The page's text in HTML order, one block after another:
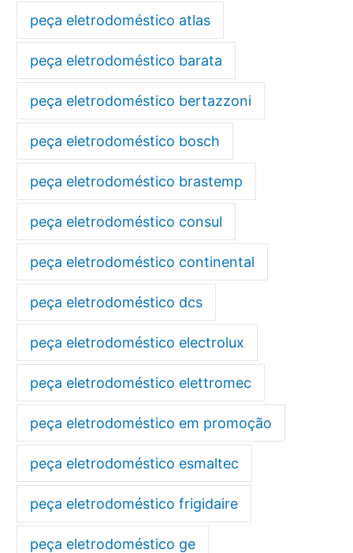
peça eletrodoméstico atlas
peça eletrodoméstico barata
peça eletrodoméstico bertazzoni
peça eletrodoméstico bosch
peça eletrodoméstico brastemp
peça eletrodoméstico consul
peça eletrodoméstico continental
peça eletrodoméstico dcs
peça eletrodoméstico electrolux
peça eletrodoméstico elettromec
peça eletrodoméstico em promoção
peça eletrodoméstico esmaltec
peça eletrodoméstico frigidaire
peça eletrodoméstico ge